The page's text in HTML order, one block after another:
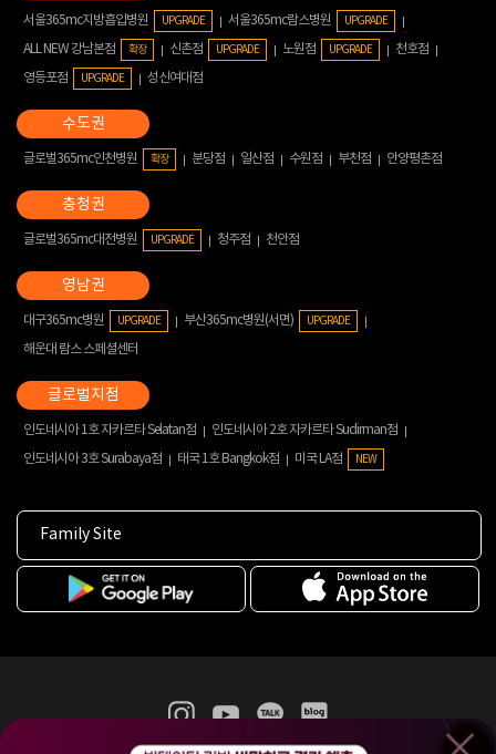
서울365mc지방흡입병원 UPGRADE 서울365mc람스병원 UPGRADE
ALL NEW 강남본점 확장 신촌점 UPGRADE 노원점 UPGRADE
천호점
영등포점
UPGRADE 성신여대점
글로벌365mc인천병원 확장 분당점 일산점 수원점 부천점 안양평촌점
글로벌365mc대전병원 UPGRADE 청주점 천안점
대구365mc병원 UPGRADE 부산365mc병원(서면) UPGRADE
해운대 람스 스페셜센터
인도네시아 1호 자카르타 Selatan점
인도네시아 2호 자카르타 Sudirman점
인도네시아 3호 Surabaya점
태국 1호 Bangkok점 미국 LA점 NEW
Family Site